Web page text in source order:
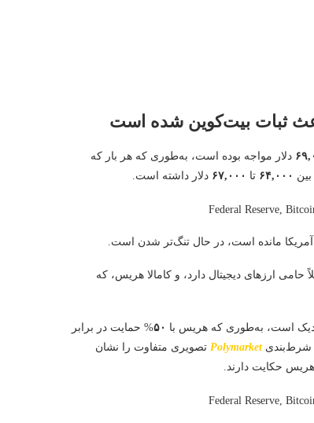
ثبات بیت‌کوین شده است
دلار مواجه بوده است، به‌طوری که هر بار که
تا ۶۷,۰۰۰ دلار داشته است.
آمریکا مانده است، در حال تنگ‌تر شدن است.
ارزهای دیجیتال دارد، و کامالا هریس، که
است، به‌طوری که هریس با ۵۰% حمایت در برابر
شرط‌بندیPolymarket تصویری متفاوت را نشان
حکایت دارند.